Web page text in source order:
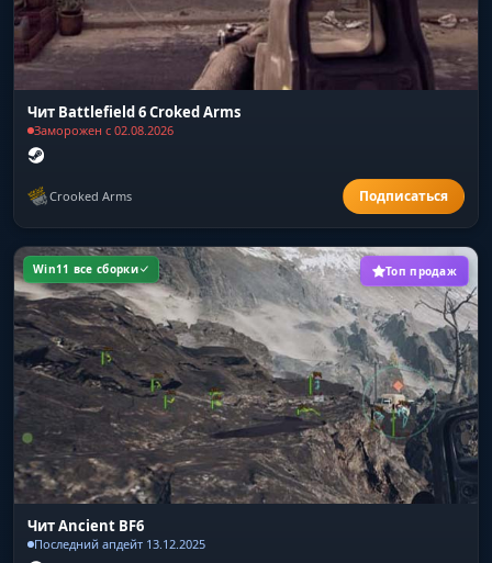
Чит Battlefield 6 Croked Arms
Заморожен с 02.08.2026
Crooked Arms
Win11 все сборки Топ продаж
Чит Ancient BF6
Последний апдейт 13.12.2025